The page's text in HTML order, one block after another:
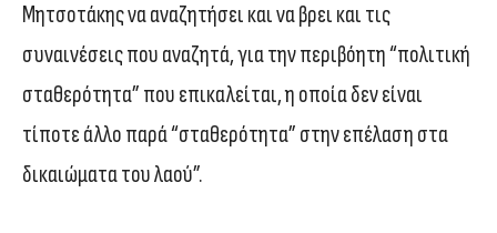
Μητσοτάκης να αναζητήσει και να βρει και τις
συναινέσεις που αναζητά, για την περιβόητη “πολιτική
σταθερότητα” που επικαλείται, η οποία δεν είναι
τίποτε άλλο παρά “σταθερότητα” στην επέλαση στα
δικαιώματα του λαού”.